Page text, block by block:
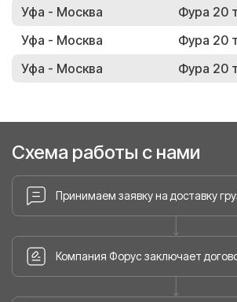
Уфа - Москва Фура 20
Уфа - Москва
Фура 20
Уфа - Москва
Фура 20
Схема работы с нами
Принимаем заявку на доставку
Компания Форус заключает